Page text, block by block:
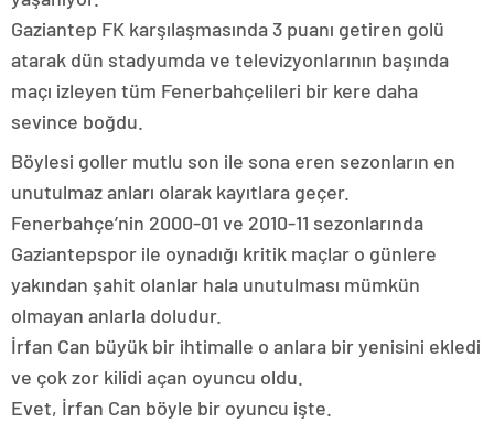
Gaziantep FK karşılaşmasında 3 puanı getiren golü
atarak dün stadyumda ve televizyonlarının başında
maçı izleyen tüm Fenerbahçelileri bir kere daha
sevince boğdu.
Böylesi goller mutlu son ile sona eren sezonların en
unutulmaz anları olarak kayıtlara geçer.
Fenerbahçe’nin 2000-01 ve 2010-11 sezonlarında
Gaziantepspor ile oynadığı kritik maçlar o günlere
yakından şahit olanlar hala unutulması mümkün
olmayan anlarla doludur.
İrfan Can büyük bir ihtimalle o anlara bir yenisini ekledi
ve çok zor kilidi açan oyuncu oldu.
Evet, İrfan Can böyle bir oyuncu işte.